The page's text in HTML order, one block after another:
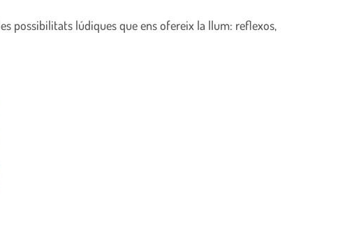
possibilitats lúdiques que ens ofereix la llum: reflexos,